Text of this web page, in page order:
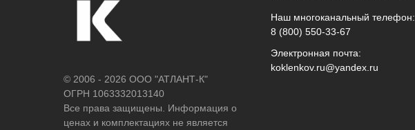
© 2006 - 2026 ООО "АТЛАНТ-К"
ОГРН 1063332013140
Все права защищены. Информация о
ценах и комплектациях не является
Наш многоканальный телефон:
8 (800) 550-33-67
Электронная почта:
koklenkov.ru@yandex.ru